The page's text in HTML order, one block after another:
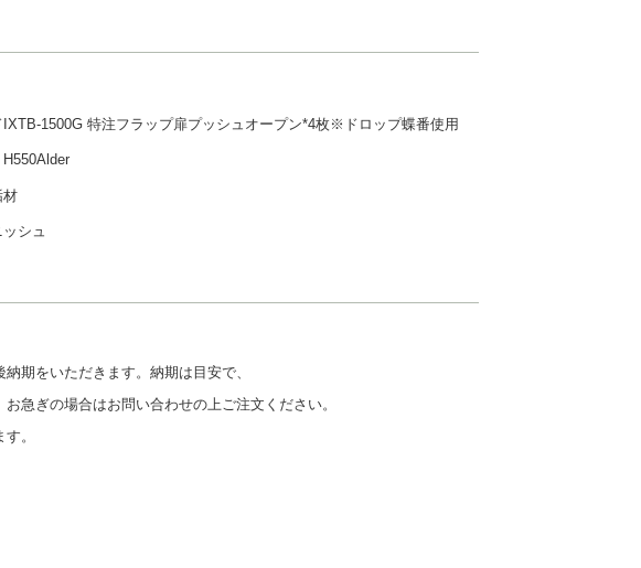
IXTB-1500G 特注フラップ扉プッシュオープン*4枚※ドロップ蝶番使用
材
シュ
期をいただきます。納期は目安で、
急ぎの場合はお問い合わせの上ご注文ください。
。